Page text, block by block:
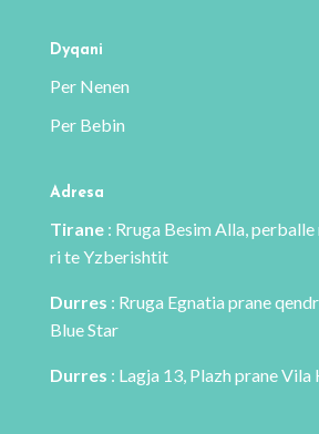
Dyqani
Per Nenen
Per Bebin
Adresa
Tirane : Rruga Besim Alla,
ri te Yzberishtit
Durres : Rruga Egnatia prane
Blue Star
Durres : Lagja 13, Plazh prane Vila